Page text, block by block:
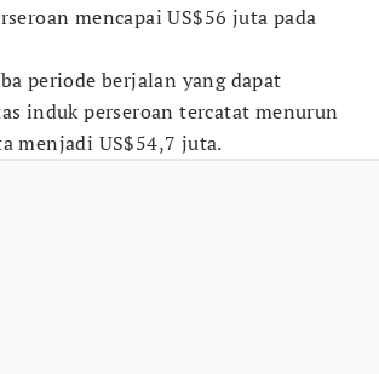
mencapai US$56 juta pada
periode berjalan yang dapat
induk perseroan tercatat menurun
menjadi US$54,7 juta.